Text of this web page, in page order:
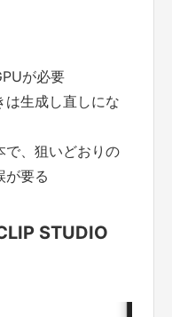
が必要
は生成し直しにな
で、狙いどおりの
が要る
STUDIO